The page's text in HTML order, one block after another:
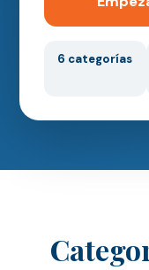
6 categorías